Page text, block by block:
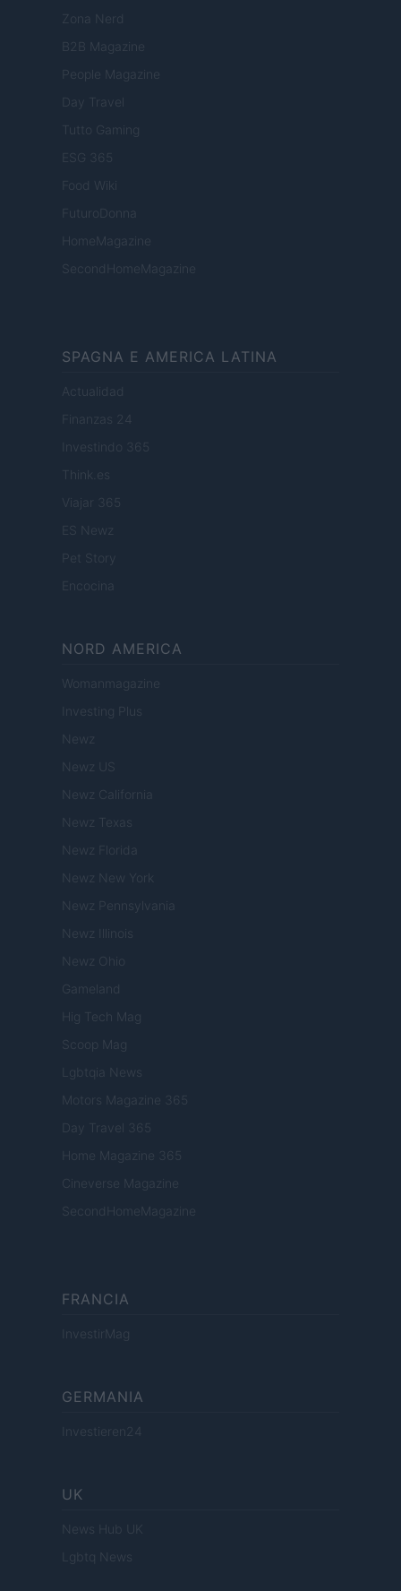
Zona Nerd
B2B Magazine
People Magazine
Day Travel
Tutto Gaming
ESG 365
Food Wiki
FuturoDonna
HomeMagazine
SecondHomeMagazine
SPAGNA E AMERICA LATINA
Actualidad
Finanzas 24
Investindo 365
Think.es
Viajar 365
ES Newz
Pet Story
Encocina
NORD AMERICA
Womanmagazine
Investing Plus
Newz
Newz US
Newz California
Newz Texas
Newz Florida
Newz New York
Newz Pennsylvania
Newz Illinois
Newz Ohio
Gameland
Hig Tech Mag
Scoop Mag
Lgbtqia News
Motors Magazine 365
Day Travel 365
Home Magazine 365
Cineverse Magazine
SecondHomeMagazine
FRANCIA
InvestirMag
GERMANIA
Investieren24
UK
News Hub UK
Lgbtq News